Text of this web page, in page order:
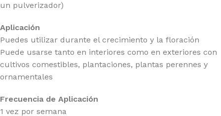
un pulverizador)
Aplicación
Puedes utilizar durante el crecimiento y la floración
Puede usarse tanto en interiores como en exteriores con
cultivos comestibles, plantaciones, plantas perennes y
ornamentales
Frecuencia de Aplicación
1 vez por semana